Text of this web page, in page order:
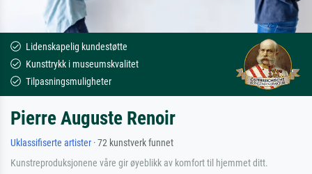
Lidenskapelig kundestøtte
Kunsttrykk i museumskvalitet
Tilpasningsmuligheter
Pierre Auguste Renoir
Uklassifiserte artister · 72 kunstverk funnet
Kunstreproduksjonene våre gir øyeblikk av komfort til hjemmet ditt.